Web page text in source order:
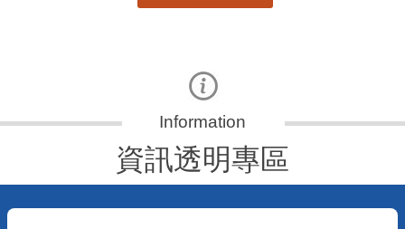
資訊透明專區